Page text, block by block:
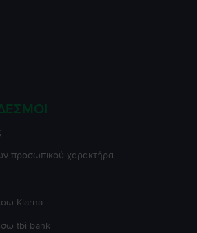
προσωπικού χαρακτήρα
Klarna
tbi bank